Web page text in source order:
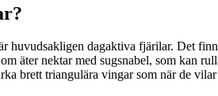
huvudsakligen dagaktiva fjärilar. Det
äter nektar med sugsnabel, som kan
brett triangulära vingar som när de